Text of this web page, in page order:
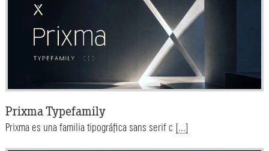
Prixma Typefamily
Prixma es una familia tipográfica sans serif c [...]